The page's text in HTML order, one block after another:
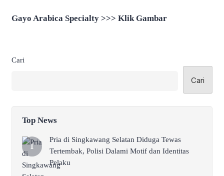
Ombudsman RI Tahun 2026
Gayo Arabica Specialty >>> Klik Gambar
Cari
Cari
Top News
Pria di Singkawang Selatan Diduga Tewas
Tertembak, Polisi Dalami Motif dan Identitas
Pelaku